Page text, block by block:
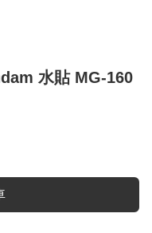
水貼 MG-160